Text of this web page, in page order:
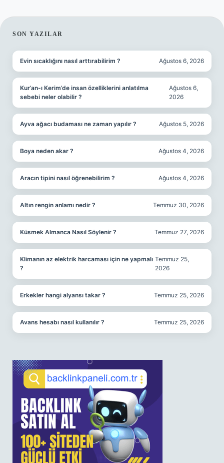
SIDEBAR
SON YAZILAR
Evin sıcaklığını nasıl arttırabilirim ? Ağustos 6, 2026
Kur’an-ı Kerim’de insan özelliklerini anlatılma
sebebi neler olabilir ?
Ağustos 6,
2026
Ayva ağacı budaması ne zaman yapılır ? Ağustos 5, 2026
Boya neden akar ? Ağustos 4, 2026
Aracın tipini nasıl öğrenebilirim ? Ağustos 4, 2026
Altın rengin anlamı nedir ? Temmuz 30, 2026
Küsmek Almanca Nasıl Söylenir ? Temmuz 27, 2026
Klimanın az elektrik harcaması için ne yapmalı
?
Temmuz 25,
2026
Erkekler hangi alyansı takar ? Temmuz 25, 2026
Avans hesabı nasıl kullanılır ? Temmuz 25, 2026